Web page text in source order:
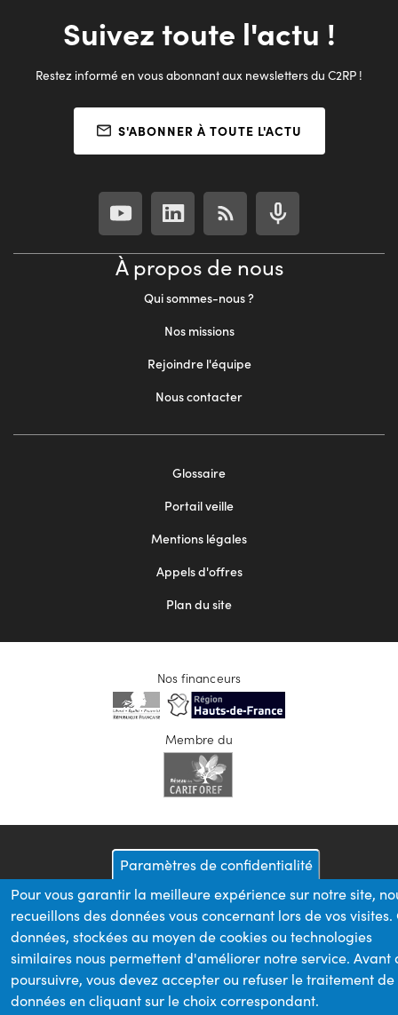
Suivez toute l'actu !
Restez informé en vous abonnant aux newsletters du C2RP !
S'ABONNER À TOUTE L'ACTU
À propos de nous
Qui sommes-nous ?
Nos missions
Rejoindre l'équipe
Nous contacter
Glossaire
Portail veille
Mentions légales
Appels d'offres
Plan du site
Nos financeurs
Membre du
Paramètres de confidentialité
Pour vous garantir la meilleure expérience sur notre site,
recueillons des données vous concernant lors de vos visites.
données, stockées au moyen de cookies ou technologies
similaires nous permettent d'améliorer notre service. Avant
poursuivre, vous devez accepter ou refuser le traitement de
données en cliquant sur le choix correspondant.